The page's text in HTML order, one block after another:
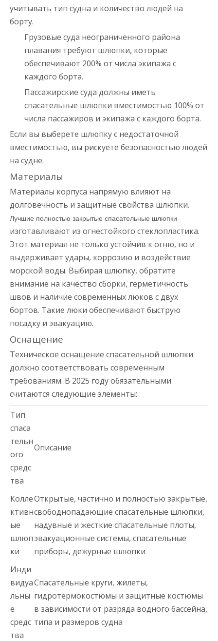
учитывать тип судна и количество людей на
борту.
Грузовые суда неограниченного района
плавания требуют шлюпки, которые
обеспечивают 200% от числа экипажа с
каждого борта.
Пассажирские суда должны иметь
спасательные шлюпки вместимостью 100% от
числа пассажиров и экипажа с каждого борта.
Если вы выберете шлюпку с недостаточной
вместимостью, вы рискуете безопасностью людей
на судне.
Материалы
Материалы корпуса напрямую влияют на
долговечность и защитные свойства шлюпки.
Лучшие полностью закрытые спасательные шлюпки
изготавливают из огнестойкого стеклопластика.
Этот материал не только устойчив к огню, но и
выдерживает удары, коррозию и воздействие
морской воды. Выбирая шлюпку, обратите
внимание на качество сборки, герметичность
швов и наличие современных люков с двух
бортов. Такие люки обеспечивают быструю
посадку и эвакуацию.
Оснащение
Техническое оснащение спасательной шлюпки
должно соответствовать современным
требованиям. В 2025 году обязательными
считаются следующие элементы:
Тип
спаса
тельн
ого
средс
тва
Описание
Колле
ктивн
ые
шлюп
ки
Открытые, частично и полностью закрытые,
свободнопадающие спасательные шлюпки,
надувные и жесткие спасательные плоты,
эвакуационные системы, спасательные
приборы, дежурные шлюпки
Инди
видуа
льны
е
средс
тва
Спасательные круги, жилеты,
гидротермокостюмы и защитные костюмы
в зависимости от разряда водного бассейна,
типа и размеров судна